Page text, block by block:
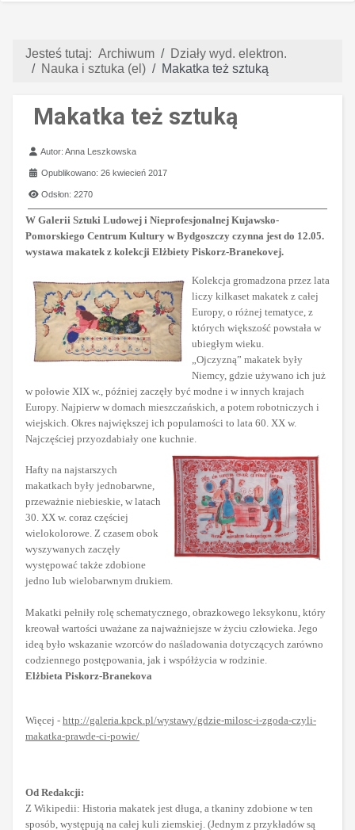
Jesteś tutaj: Archiwum
Działy wyd. elektron.
Nauka i sztuka (el)
Makatka też sztuką
Makatka też sztuką
Szczegóły
Autor:Anna Leszkowska
Opublikowano: 26 kwiecień 2017
Odsłon: 2270
W Galerii Sztuki Ludowej i Nieprofesjonalnej Kujawsko-
Pomorskiego Centrum Kultury w Bydgoszczy czynna jest do 12.05.
wystawa makatek z kolekcji Elżbiety Piskorz-Branekovej.
Kolekcja gromadzona przez lata
liczy kilkaset makatek z całej
Europy, o różnej tematyce, z
których większość powstała w
ubiegłym wieku.
„Ojczyzną” makatek były
Niemcy, gdzie używano ich już
w połowie XIX w., później zaczęły być modne i w innych krajach
Europy. Najpierw w domach mieszczańskich, a potem robotniczych i
wiejskich. Okres największej ich popularności to lata 60. XX w.
Najczęściej przyozdabiały one kuchnie.
Hafty na najstarszych
makatkach były jednobarwne,
przeważnie niebieskie, w latach
30. XX w. coraz częściej
wielokolorowe. Z czasem obok
wyszywanych zaczęły
występować także zdobione
jedno lub wielobarwnym drukiem.
Makatki pełniły rolę schematycznego, obrazkowego leksykonu, który
kreował wartości uważane za najważniejsze w życiu człowieka. Jego
ideą było wskazanie wzorców do naśladowania dotyczących zarówno
codziennego postępowania, jak i współżycia w rodzinie.
Elżbieta Piskorz-Branekova
Więcej - http://galeria.kpck.pl/wystawy/gdzie-milosc-i-zgoda-czyli-
makatka-prawde-ci-powie/
Od Redakcji:
Z Wikipedii: Historia makatek jest długa, a tkaniny zdobione w ten
sposób, występują na całej kuli ziemskiej. (Jednym z przykładów są